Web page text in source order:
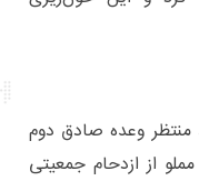
منتظر وعده صادق دوم
از ازدحام جمعیتی